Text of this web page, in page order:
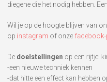
diegene die het nodig hebben.
Wil je op de hoogte blijven van
op instagram of onze facebook-
De doelstellingen op een rijtje:
-een nieuwe techniek kennen
-dat hitte een effect kan hebben